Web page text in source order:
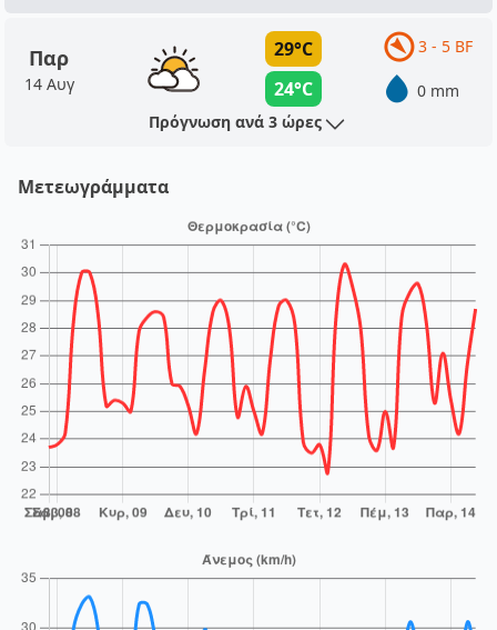
Παρ
14 Αυγ
29°C
24°C
3 - 5 BF
0 mm
Πρόγνωση ανά 3 ώρες
Μετεωγράμματα